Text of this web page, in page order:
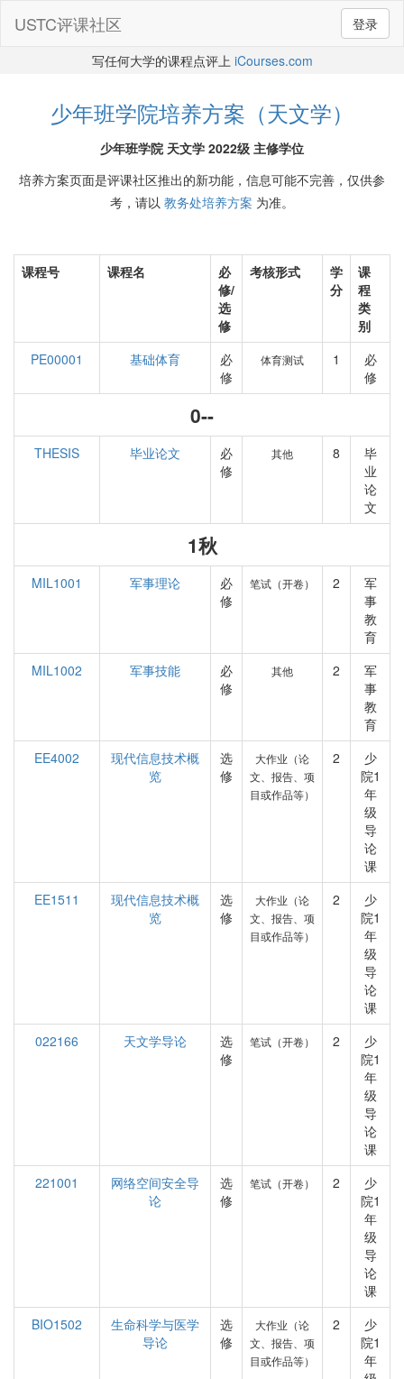
登录
USTC评课社区
写任何大学的课程点评上 iCourses.com
少年班学院培养方案（天文学）
少年班学院 天文学 2022级 主修学位
培养方案页面是评课社区推出的新功能，信息可能不完善，仅供参
考，请以 教务处培养方案 为准。
课程号 课程名
必
修/
选
修
考核形式
学
分
课
程
类
别
PE00001
基础体育
必
修
体育测试 1
必
修
0--
THESIS 毕业论文
必
修
其他 8
毕
业
论
文
1秋
MIL1001 军事理论
必
修
笔试（开卷） 2
军
事
教
育
MIL1002
军事技能
必
修
其他 2
军
事
教
育
EE4002
现代信息技术概
览
选
修
大作业（论
文、报告、项
目或作品等）
2
少
院1
年
级
导
论
课
EE1511
现代信息技术概
览
选
修
大作业（论
文、报告、项
目或作品等）
2
少
院1
年
级
导
论
课
022166
天文学导论
选
修
笔试（开卷） 2
少
院1
年
级
导
论
课
221001
网络空间安全导
论
选
修
笔试（开卷） 2
少
院1
年
级
导
论
课
BIO1502
生命科学与医学
导论
选
修
大作业（论
文、报告、项
目或作品等）
2
少
院1
年